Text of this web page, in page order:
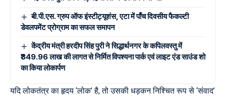
बी.पी.एस. ग्रुप ऑफ इंस्टीट्यूशंस, एटा में पाँच दिवसीय फैकल्टी
डेवलपमेंट प्रोग्राम का सफल समापन
केंद्रीय मंत्री हरदीप सिंह पुरी ने सिद्धार्थनगर के कपिलवस्तु में
₹349.96 लाख की लागत से निर्मित विपश्यना पार्क एवं लाइट एंड साउंड शो
का किया लोकार्पण
यदि लोकतंत्र का हृदय ‘लोक’ है, तो उसकी धड़कन निश्चित रूप से ‘संवाद’